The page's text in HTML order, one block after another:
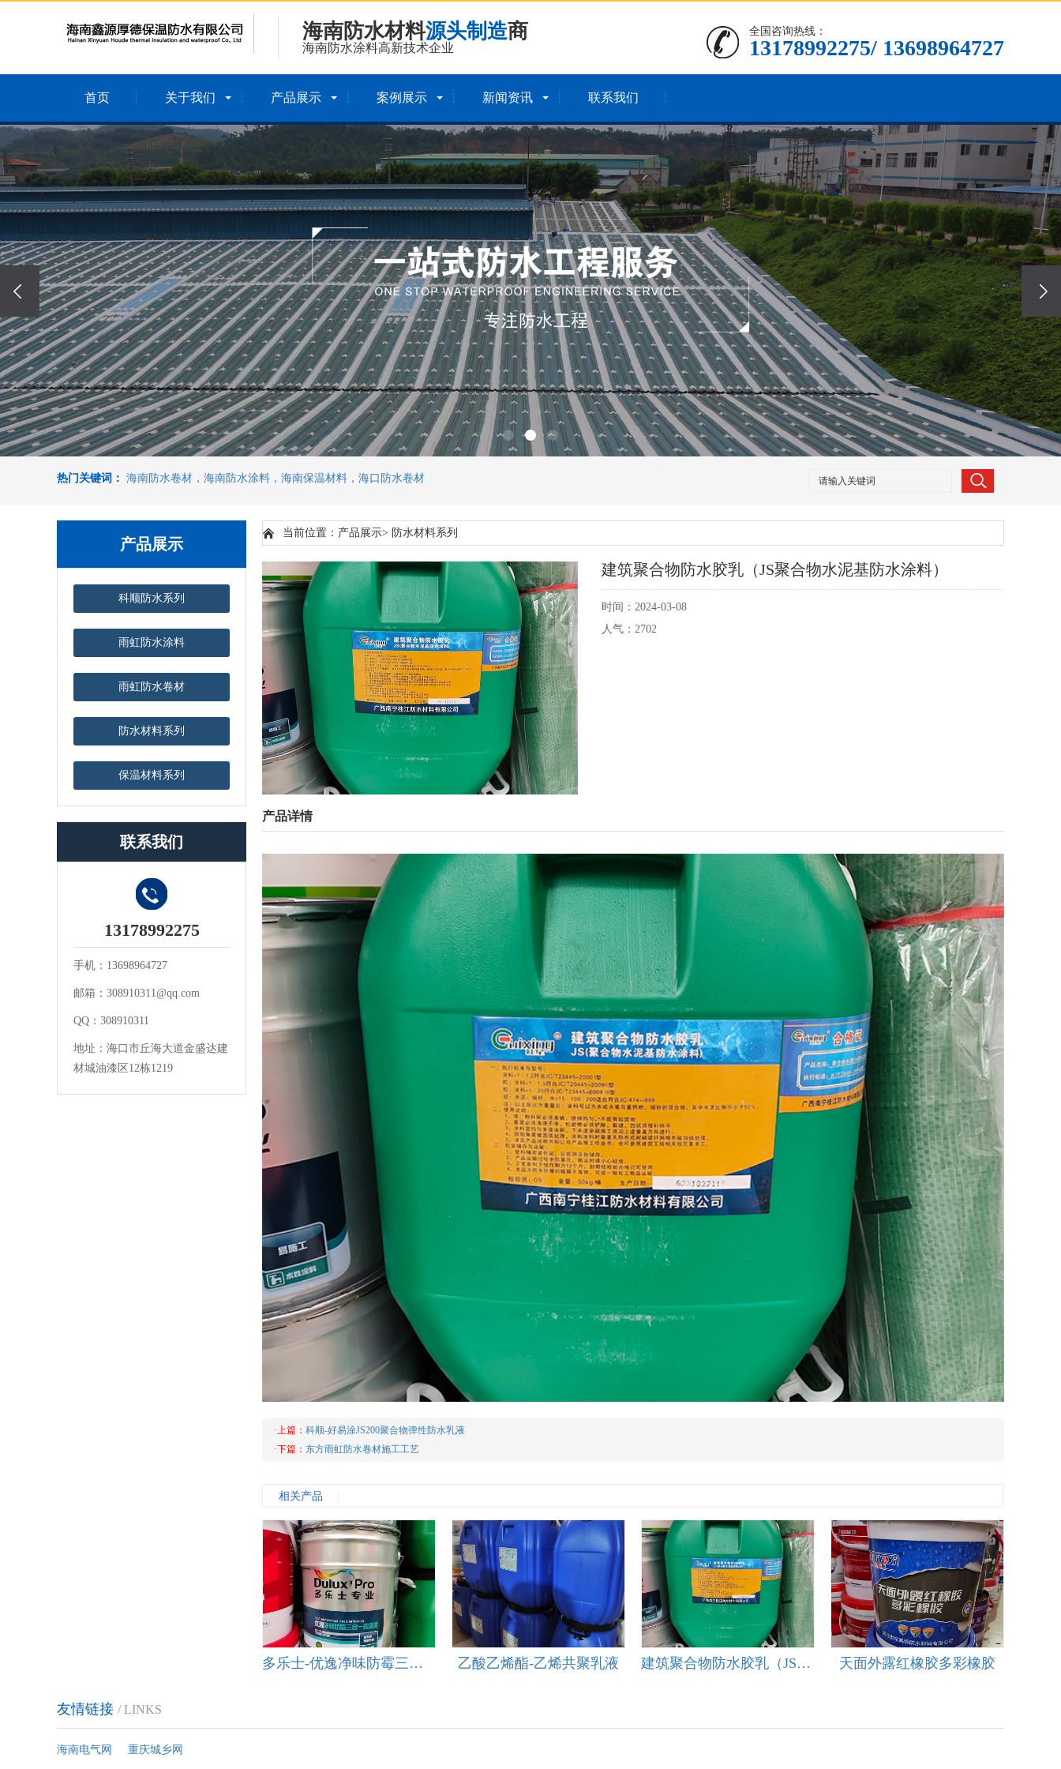
海南防水材料源头制造商
海南防水涂料高新技术企业
全国咨询热线：
13178992275/ 13698964727
首页 关于我们 产品展示 案例展示 新闻资讯 联系我们
热门关键词： 海南防水卷材，海南防水涂料，海南保温材料，海口防水卷材
产品展示
科顺防水系列
雨虹防水涂料
雨虹防水卷材
防水材料系列
保温材料系列
联系我们
13178992275
手机：13698964727
邮箱：308910311@qq.com
QQ：308910311
地址：海口市丘海大道金盛达建
材城油漆区12栋1219
当前位置：产品展示> 防水材料系列
建筑聚合物防水胶乳（JS聚合物水泥基防水涂料）
时间：2024-03-08
人气：2702
产品详情
·上篇： 科顺-好易涂JS200聚合物弹性防水乳液
·下篇： 东方雨虹防水卷材施工工艺
相关产品
多乐士-优逸净味防霉三合一内墙漆 乙酸乙烯酯-乙烯共聚乳液 建筑聚合物防水胶乳（JS聚合物水泥基防水涂料） 天面外露红橡胶多彩橡胶
友情链接 / LINKS
海南电气网 重庆城乡网